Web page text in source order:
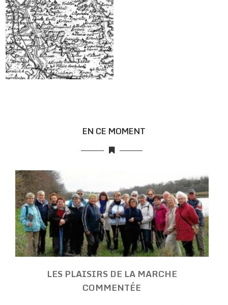
EN CE MOMENT
LES PLAISIRS DE LA MARCHE
COMMENTÉE